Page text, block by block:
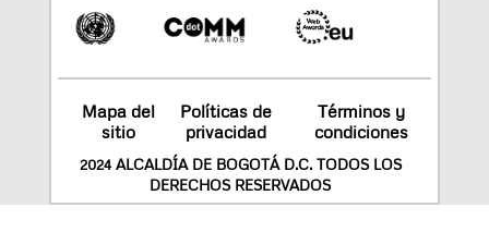
Mapa del
sitio
Políticas de
privacidad
Términos y
condiciones
2024 ALCALDÍA DE BOGOTÁ D.C. TODOS LOS
DERECHOS RESERVADOS